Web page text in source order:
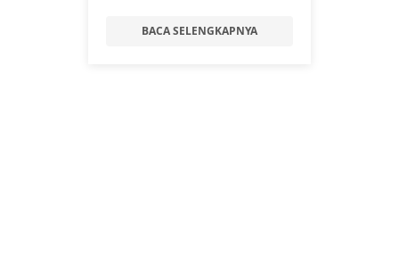
BACA SELENGKAPNYA